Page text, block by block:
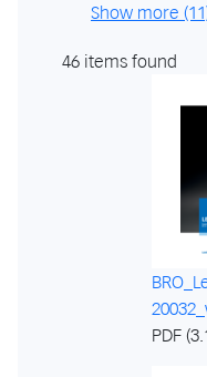
Show more
46 items found
PDF